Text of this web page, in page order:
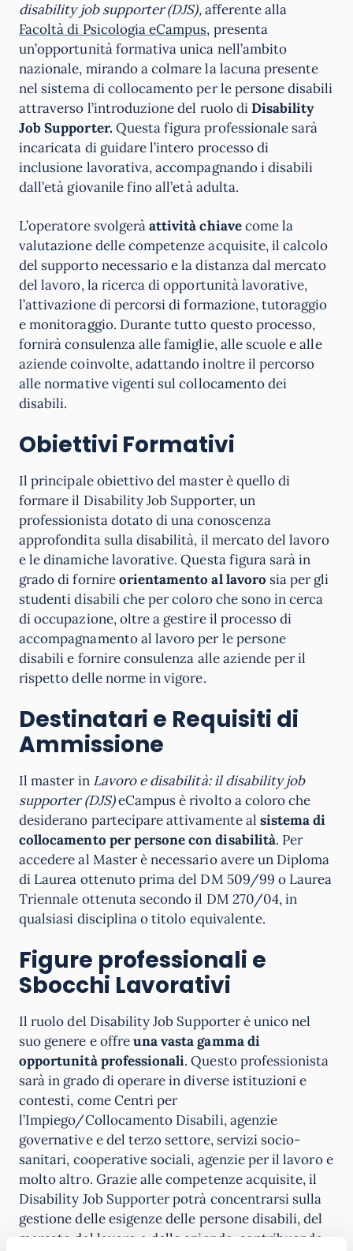
disability job supporter (DJS),afferente alla
Facoltà di Psicologia eCampus, presenta
un’opportunità formativa unica nell’ambito
nazionale, mirando a colmare la lacuna presente
nel sistema di collocamento per le persone disabili
attraverso l’introduzione del ruolo diDisability
Job Supporter.Questa figura professionale sarà
incaricata di guidare l’intero processo di
inclusione lavorativa, accompagnando i disabili
dall’età giovanile fino all’età adulta.
L’operatore svolgeràattività chiavecome la
valutazione delle competenze acquisite, il calcolo
del supporto necessario e la distanza dal mercato
del lavoro, la ricerca di opportunità lavorative,
l’attivazione di percorsi di formazione, tutoraggio
e monitoraggio. Durante tutto questo processo,
fornirà consulenza alle famiglie, alle scuole e alle
aziende coinvolte, adattando inoltre il percorso
alle normative vigenti sul collocamento dei
disabili.
Obiettivi Formativi
Il principale obiettivo del master è quello di
formare il Disability Job Supporter, un
professionista dotato di una conoscenza
approfondita sulla disabilità, il mercato del lavoro
e le dinamiche lavorative. Questa figura sarà in
grado di fornireorientamento al lavoro sia per gli
studenti disabili che per coloro che sono in cerca
di occupazione, oltre a gestire il processo di
accompagnamento al lavoro per le persone
disabili e fornire consulenza alle aziende per il
rispetto delle norme in vigore.
Destinatari e Requisiti di
Ammissione
Il master in Lavoro e disabilità: il disability job
supporter (DJS)eCampus è rivolto a coloro che
desiderano partecipare attivamente al sistema di
collocamento per persone con disabilità. Per
accedere al Master è necessario avere un Diploma
di Laurea ottenuto prima del DM 509/99 o Laurea
Triennale ottenuta secondo il DM 270/04, in
qualsiasi disciplina o titolo equivalente.
Figure professionali e
Sbocchi Lavorativi
Il ruolo del Disability Job Supporter è unico nel
suo genere e offreuna vasta gamma di
opportunità professionali. Questo professionista
sarà in grado di operare in diverse istituzioni e
contesti, come Centri per
l’Impiego/Collocamento Disabili, agenzie
governative e del terzo settore, servizi socio-
sanitari, cooperative sociali, agenzie per il lavoro e
molto altro. Grazie alle competenze acquisite, il
Disability Job Supporter potrà concentrarsi sulla
gestione delle esigenze delle persone disabili, del
mercato del lavoro o delle aziende, contribuendo